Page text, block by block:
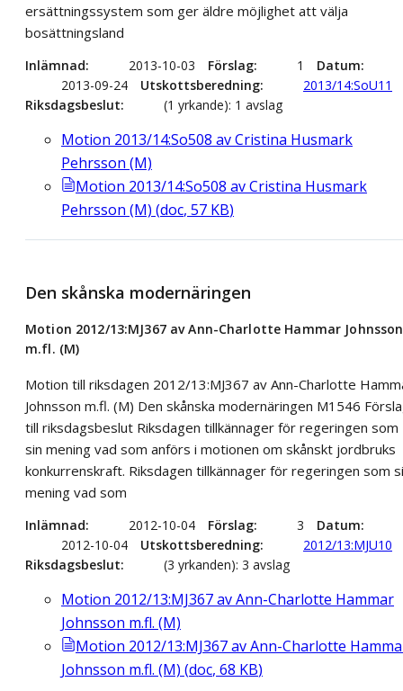
ersättningssystem som ger äldre möjlighet att välja
bosättningsland
Inlämnad 2013-10-03 Förslag 1
Datum
2013-09-24
Utskottsberedning
2013/14:SoU11
Riksdagsbeslut
(1 yrkande): 1 avslag
Motion 2013/14:So508 av Cristina Husmark
Pehrsson (M)
Motion 2013/14:So508 av Cristina Husmark
Pehrsson (M) (doc, 57 KB)
Den skånska modernäringen
Motion 2012/13:MJ367 av Ann-Charlotte Hammar Johnsson
m.fl. (M)
Motion till riksdagen 2012/13:MJ367 av Ann-Charlotte
Johnsson m.fl. (M) Den skånska modernäringen M1546
till riksdagsbeslut Riksdagen tillkännager för regeringen som
sin mening vad som anförs i motionen om skånskt jordbruks
konkurrenskraft. Riksdagen tillkännager för regeringen som
mening vad som
Inlämnad 2012-10-04 Förslag 3
Datum
2012-10-04
Utskottsberedning
2012/13:MJU10
Riksdagsbeslut
(3 yrkanden): 3 avslag
Motion 2012/13:MJ367 av Ann-Charlotte Hammar
Johnsson m.fl. (M)
Motion 2012/13:MJ367 av Ann-Charlotte
Johnsson m.fl. (M) (doc, 68 KB)